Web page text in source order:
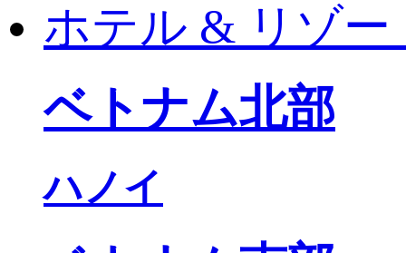
ホテル & リゾー
ベトナム北部
ハノイ